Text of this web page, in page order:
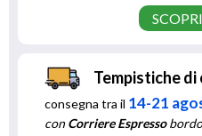
Tempistiche di
consegna tra il 14-21
conCorriere Espresso